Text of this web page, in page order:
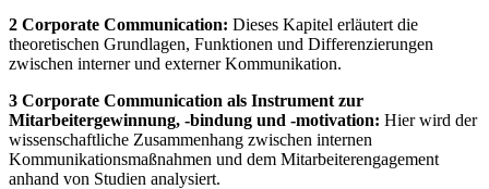
2 Corporate Communication: Dieses Kapitel erläutert die
theoretischen Grundlagen, Funktionen und Differenzierungen
zwischen interner und externer Kommunikation.
3 Corporate Communication als Instrument zur
Mitarbeitergewinnung, -bindung und -motivation: Hier wird der
wissenschaftliche Zusammenhang zwischen internen
Kommunikationsmaßnahmen und dem Mitarbeiterengagement
anhand von Studien analysiert.